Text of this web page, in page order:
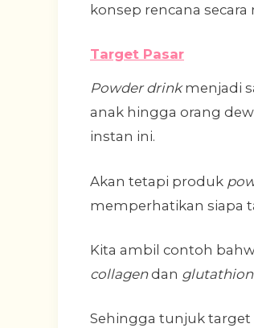
konsep rencana
Target Pasar
Powder drinkmenjadi
anak hingga orang
instan ini.
Akan tetapi produk
memperhatikan siapa
Kita ambil contoh
collagendan
Sehingga tunjuk target